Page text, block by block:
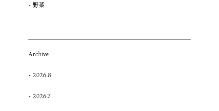
野菜
Archive
2026.8
2026.7